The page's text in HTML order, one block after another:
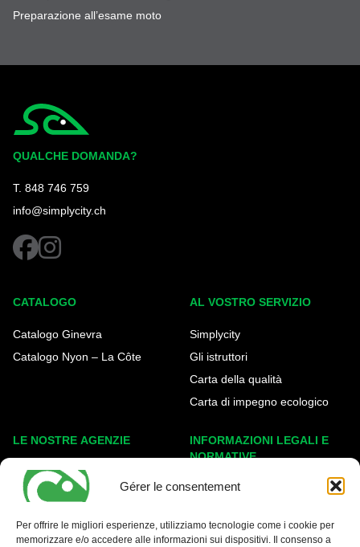
Gérer le consentement
Per offrire le migliori esperienze, utilizziamo tecnologie come i cookie per
memorizzare e/o accedere alle informazioni sui dispositivi. Il consenso a
Preparazione all’esame moto
QUALCHE DOMANDA?
T. 848 746 759
info@simplycity.ch
facebookinstagram
CATALOGO
Catalogo Ginevra
Catalogo Nyon – La Côte
AL VOSTRO SERVIZIO
Simplycity
Gli istruttori
Carta della qualità
Carta di impegno ecologico
LE NOSTRE AGENZIE
Ginevra Eaux-Vives
Carouge
INFORMAZIONI LEGALI E
NORMATIVE
Note legali
Protezione dei dati